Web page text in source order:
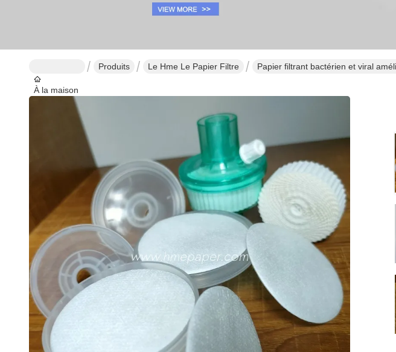
À la maison
Produits Le Hme Le Papier Filtre Papier filtrant bactérien et viral